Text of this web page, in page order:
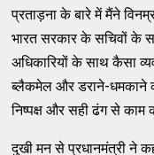
प्रताड़ना के बारे में मैंने
भारत सरकार के सचिवों के
अधिकारियों के साथ कैसा
ब्लैकमेल और डराने-धमकाने
निष्पक्ष और सही ढंग से काम
दुखी मन से प्रधानमंत्री ने